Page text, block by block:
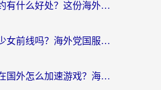
国外玩无畏契约有什么好处？这份海外国服游戏加速指南帮你解决90%的卡顿问题
在外国可以打少女前线吗？海外党国服游戏畅玩终极指南（附避坑技巧）
超越时空的猫在国外怎么加速游戏？海外玩家国服畅玩终极指南